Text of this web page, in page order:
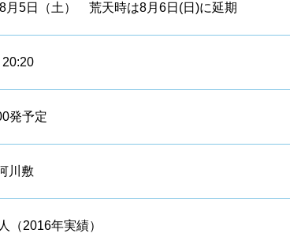
月5日（土） 荒天時は8月6日(日)に延期
20:20
発予定
川敷
（2016年実績）